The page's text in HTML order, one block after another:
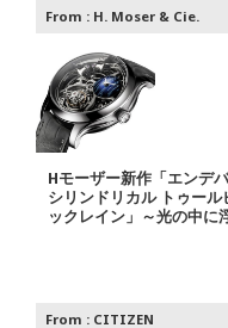
From : H. Moser & Cie.
Hモーザー新作「エンデ
シリンドリカル トゥール
ックレイン」～光の中に
From : CITIZEN